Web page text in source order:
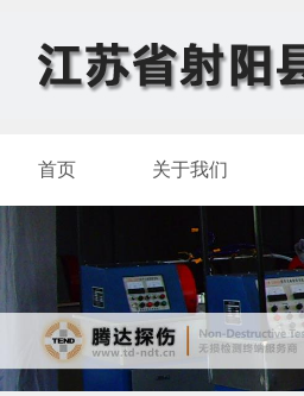
首页 关于我们